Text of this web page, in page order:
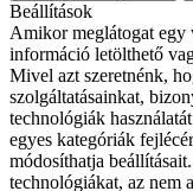
Beállítások
Amikor meglátogat egy
információ letölthető
Mivel azt szeretnénk,
szolgáltatásainkat,
technológiák
egyes kategóriák
módosíthatja
technológiákat, az nem